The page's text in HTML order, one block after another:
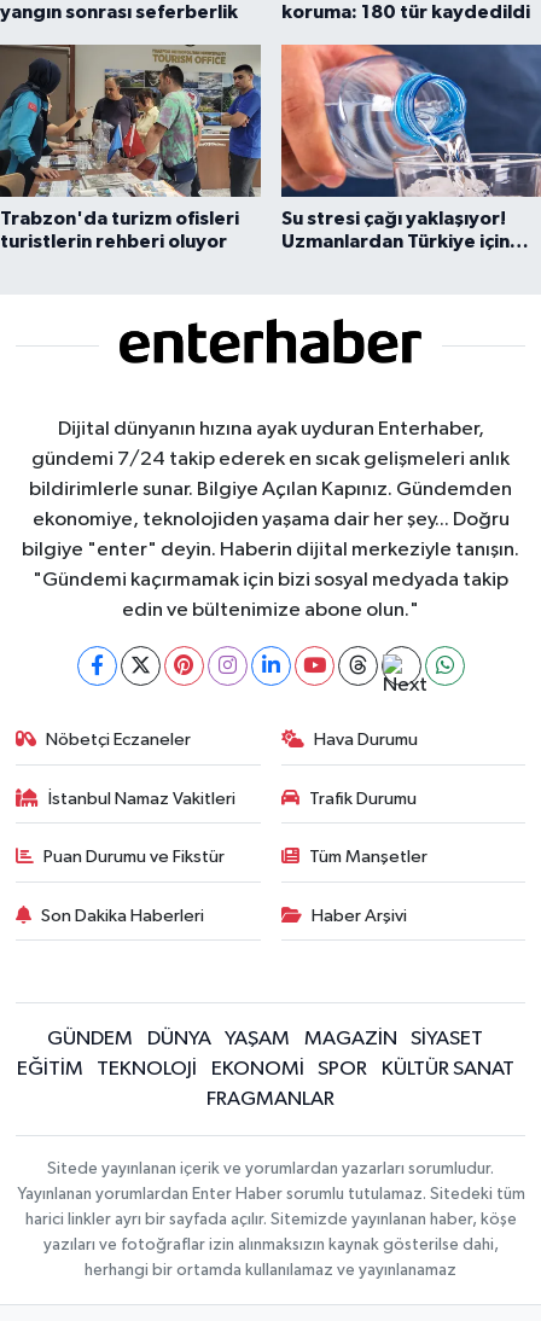
yangın sonrası seferberlik
koruma: 180 tür kaydedildi
Trabzon'da turizm ofisleri
turistlerin rehberi oluyor
Su stresi çağı yaklaşıyor!
Uzmanlardan Türkiye için
Dijital dünyanın hızına ayak uyduran Enterhaber,
gündemi 7/24 takip ederek en sıcak gelişmeleri anlık
bildirimlerle sunar. Bilgiye Açılan Kapınız. Gündemden
ekonomiye, teknolojiden yaşama dair her şey... Doğru
bilgiye "enter" deyin. Haberin dijital merkeziyle tanışın.
"Gündemi kaçırmamak için bizi sosyal medyada takip
edin ve bültenimize abone olun."
Nöbetçi Eczaneler Hava Durumu
İstanbul Namaz Vakitleri Trafik Durumu
Puan Durumu ve Fikstür Tüm Manşetler
Son Dakika Haberleri Haber Arşivi
GÜNDEM DÜNYA YAŞAM MAGAZİN
SİYASET
EĞİTİM
TEKNOLOJİ EKONOMİ SPOR
KÜLTÜR SANAT
FRAGMANLAR
Sitede yayınlanan içerik ve yorumlardan yazarları sorumludur.
Yayınlanan yorumlardan Enter Haber sorumlu tutulamaz. Sitedeki tüm
harici linkler ayrı bir sayfada açılır. Sitemizde yayınlanan haber, köşe
yazıları ve fotoğraflar izin alınmaksızın kaynak gösterilse dahi,
herhangi bir ortamda kullanılamaz ve yayınlanamaz